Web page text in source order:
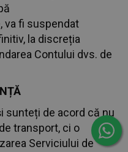
va fi suspendat
la discreția
Contului dvs. de
sunteți de acord că nu
transport, ci o
Serviciului de